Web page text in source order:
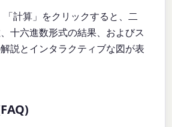
「計算」をクリックすると、二
十六進数形式の結果、およびス
説とインタラクティブな図が表